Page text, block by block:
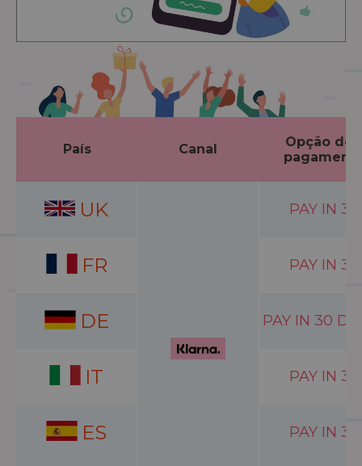
País Canal
Opção de
pagament
UK PAY IN 3
FR PAY IN 3
DE PAY IN 30
IT PAY IN 3
ES PAY IN 3